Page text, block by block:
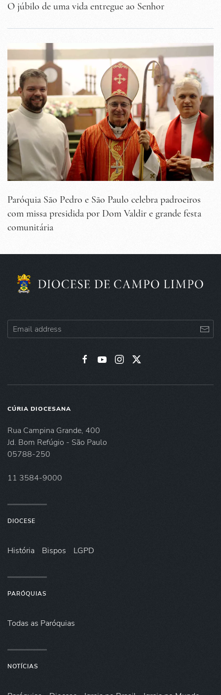
O júbilo de uma vida entregue ao Senhor
Paróquia São Pedro e São Paulo celebra padroeiros
com missa presidida por Dom Valdir e grande festa
comunitária
CÚRIA DIOCESANA
Rua Campina Grande, 400
Jd. Bom Refúgio - São Paulo
05788-250
11 3584-9000
DIOCESE
História Bispos LGPD
PARÓQUIAS
Todas as Paróquias
NOTÍCIAS